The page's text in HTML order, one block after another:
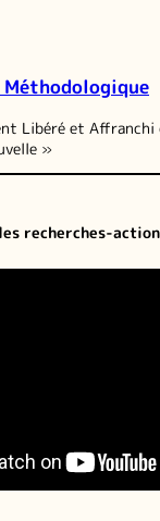
Méthodologique
Libéré et Affranchi
»
recherches-